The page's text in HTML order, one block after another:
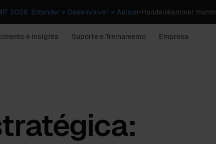
2026. Entender » Desenvolver » Aplicar•Handelskammer
e Insights Suporte e Treinamento Empresa